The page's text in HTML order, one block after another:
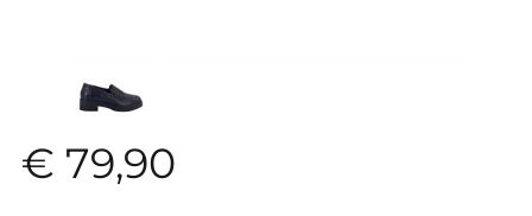
€ 79,90